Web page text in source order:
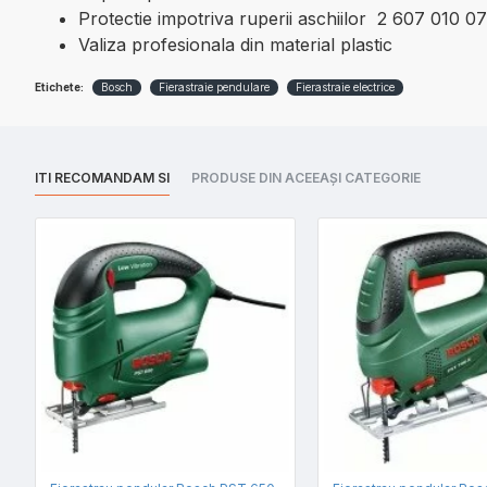
Protectie impotriva ruperii aschiilor 2 607 010
Valiza profesionala din material plastic
Etichete: Bosch Fierastraie pendulare Fierastraie electrice
ITI RECOMANDAM SI PRODUSE DIN ACEEAȘI CATEGORIE